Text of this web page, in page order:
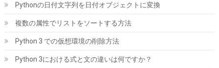
Pythonの日付文字列を日付オブジェクトに変換
複数の属性でリストをソートする方法
Python 3 での仮想環境の削除方法
Python 3における式と文の違いは何ですか？